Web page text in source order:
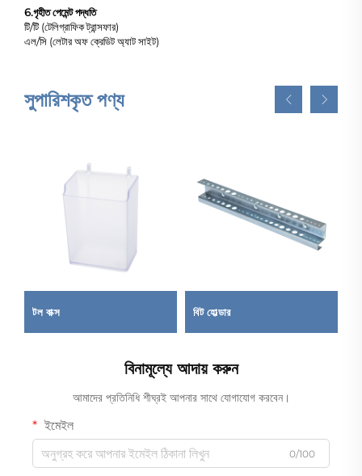
6.গৃহীত পেমেন্ট পদ্ধতি
টি/টি (টেলিগ্রাফিক ট্রান্সফার)
এল/সি (লেটার অফ ক্রেডিট অ্যাট সাইট)
সুপারিশকৃত পণ্য
টল বাক্স বিট হোল্ডার
বিনামূল্যে আদায় করুন
আমাদের প্রতিনিধি শীঘ্রই আপনার সাথে যোগাযোগ করবেন।
ইমেইল
0/100